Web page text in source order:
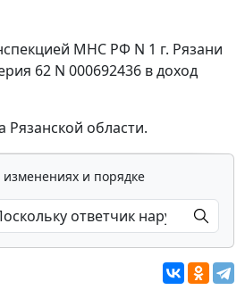
МНС РФ N 1 г. Рязани
62 N 000692436 в доход
области.
изменениях и порядке